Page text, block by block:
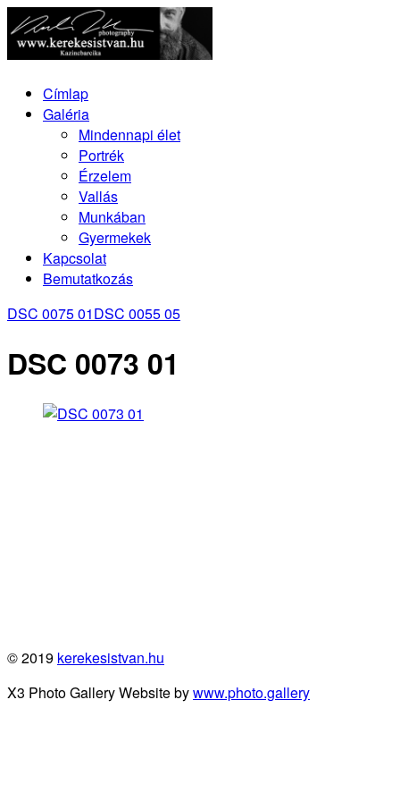
Címlap
Galéria
Mindennapi élet
Portrék
Érzelem
Vallás
Munkában
Gyermekek
Kapcsolat
Bemutatkozás
DSC 0075 01DSC 0055 05
DSC 0073 01
© 2019 kerekesistvan.hu
X3 Photo Gallery Website bywww.photo.gallery